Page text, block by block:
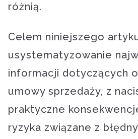
różnią.
Celem niniejszego
usystematyzowanie
informacji dotyczących
umowy sprzedaży, z
praktyczne
ryzyka związane z